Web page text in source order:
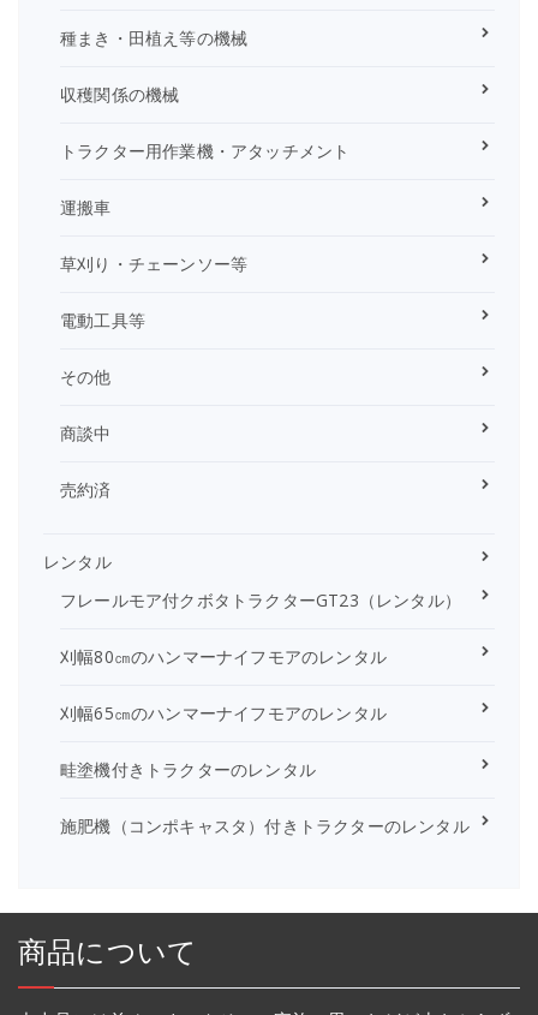
種まき・田植え等の機械
収穫関係の機械
トラクター用作業機・アタッチメント
運搬車
草刈り・チェーンソー等
電動工具等
その他
商談中
売約済
レンタル
フレールモア付クボタトラクターGT23（レンタル）
刈幅80㎝のハンマーナイフモアのレンタル
刈幅65㎝のハンマーナイフモアのレンタル
畦塗機付きトラクターのレンタル
施肥機（コンポキャスタ）付きトラクターのレンタル
商品について